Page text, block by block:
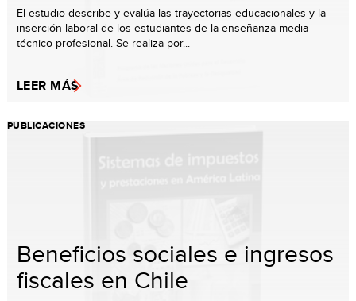
El estudio describe y evalúa las trayectorias educacionales y la
inserción laboral de los estudiantes de la enseñanza media
técnico profesional. Se realiza por...
LEER MÁS
PUBLICACIONES
Beneficios sociales e ingresos
fiscales en Chile